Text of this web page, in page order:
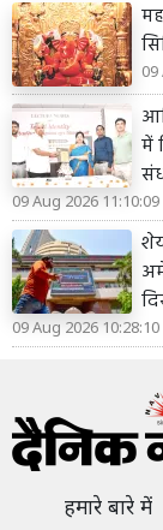
09
में
09 Aug 2026 11:10:09
09 Aug 2026 10:28:10
हमारे बारे में